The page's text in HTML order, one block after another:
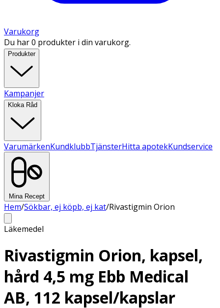
Varukorg
Du har 0 produkter i din varukorg.
Produkter
Kampanjer
Kloka Råd
VarumärkenKundklubbTjänsterHitta apotekKundservice
Mina Recept
Hem/Sökbar, ej köpb, ej kat/Rivastigmin Orion
Läkemedel
Rivastigmin Orion, kapsel,
hård 4,5 mg Ebb Medical
AB, 112 kapsel/kapslar